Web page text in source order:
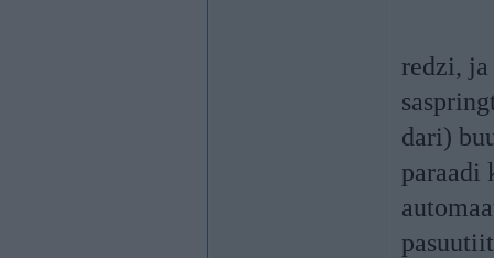
redzi, ja
dari)
paraadi